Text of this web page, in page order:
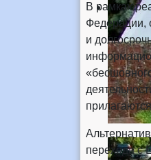
В рамках
Федерации,
и
перехода с